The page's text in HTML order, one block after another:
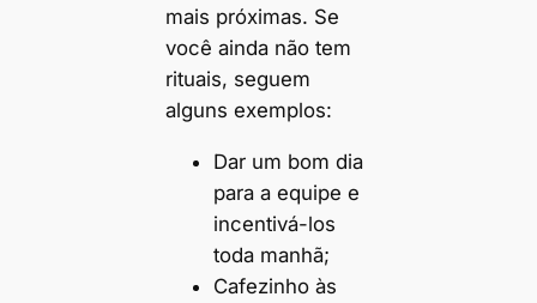
mais próximas. Se
você ainda não tem
rituais, seguem
alguns exemplos:
Dar um bom dia
para a equipe e
incentivá-los
toda manhã;
Cafezinho às